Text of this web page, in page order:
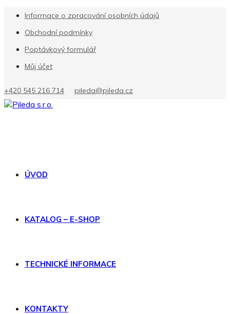
Informace o zpracování osobních údajů
Obchodní podmínky
Poptávkový formulář
Můj účet
+420 545 216 714 pileda@pileda.cz
ÚVOD
KATALOG – E-SHOP
TECHNICKÉ INFORMACE
KONTAKTY